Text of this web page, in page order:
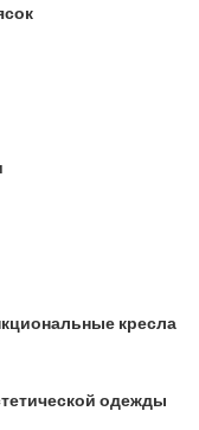
кресла
одежды